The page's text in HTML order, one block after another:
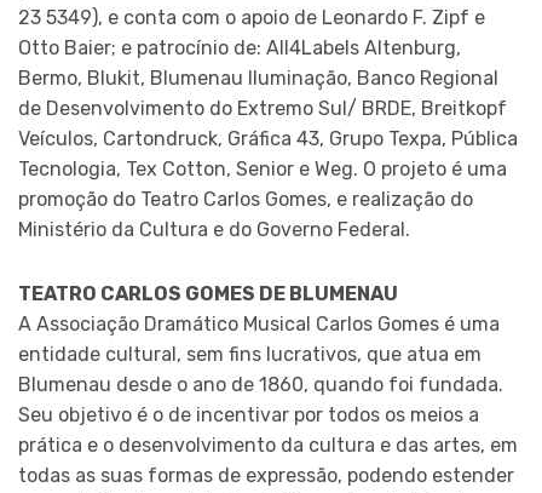
23 5349), e conta com o apoio de Leonardo F. Zipf e
Otto Baier; e patrocínio de: All4Labels Altenburg,
Bermo, Blukit, Blumenau Iluminação, Banco Regional
de Desenvolvimento do Extremo Sul/ BRDE, Breitkopf
Veículos, Cartondruck, Gráfica 43, Grupo Texpa, Pública
Tecnologia, Tex Cotton, Senior e Weg. O projeto é uma
promoção do Teatro Carlos Gomes, e realização do
Ministério da Cultura e do Governo Federal.
TEATRO CARLOS GOMES DE BLUMENAU
A Associação Dramático Musical Carlos Gomes é uma
entidade cultural, sem fins lucrativos, que atua em
Blumenau desde o ano de 1860, quando foi fundada.
Seu objetivo é o de incentivar por todos os meios a
prática e o desenvolvimento da cultura e das artes, em
todas as suas formas de expressão, podendo estender